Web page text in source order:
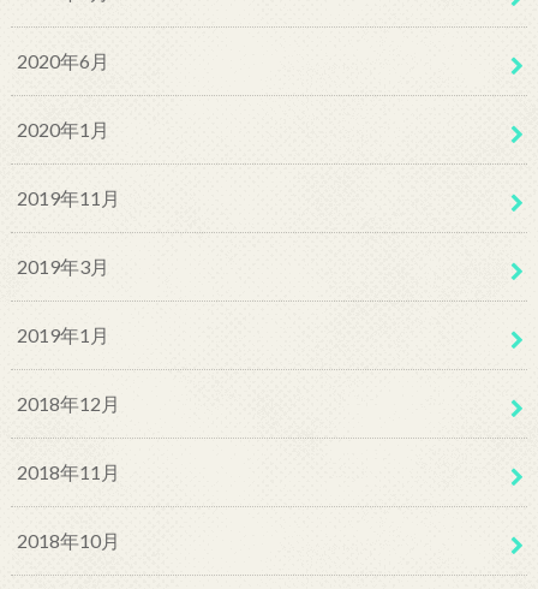
2020年6月
2020年1月
2019年11月
2019年3月
2019年1月
2018年12月
2018年11月
2018年10月